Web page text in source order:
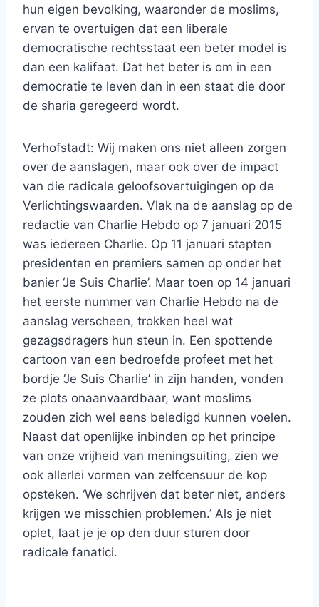
hun eigen bevolking, waaronder de moslims,
ervan te overtuigen dat een liberale
democratische rechtsstaat een beter model is
dan een kalifaat. Dat het beter is om in een
democratie te leven dan in een staat die door
de sharia geregeerd wordt.
Verhofstadt: Wij maken ons niet alleen zorgen
over de aanslagen, maar ook over de impact
van die radicale geloofsovertuigingen op de
Verlichtingswaarden. Vlak na de aanslag op de
redactie van Charlie Hebdo op 7 januari 2015
was iedereen Charlie. Op 11 januari stapten
presidenten en premiers samen op onder het
banier ‘Je Suis Charlie’. Maar toen op 14 januari
het eerste nummer van Charlie Hebdo na de
aanslag verscheen, trokken heel wat
gezagsdragers hun steun in. Een spottende
cartoon van een bedroefde profeet met het
bordje ‘Je Suis Charlie’ in zijn handen, vonden
ze plots onaanvaardbaar, want moslims
zouden zich wel eens beledigd kunnen voelen.
Naast dat openlijke inbinden op het principe
van onze vrijheid van meningsuiting, zien we
ook allerlei vormen van zelfcensuur de kop
opsteken. ‘We schrijven dat beter niet, anders
krijgen we misschien problemen.’ Als je niet
oplet, laat je je op den duur sturen door
radicale fanatici.